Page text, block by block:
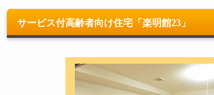
サービス付高齢者向け住宅「楽明館23」